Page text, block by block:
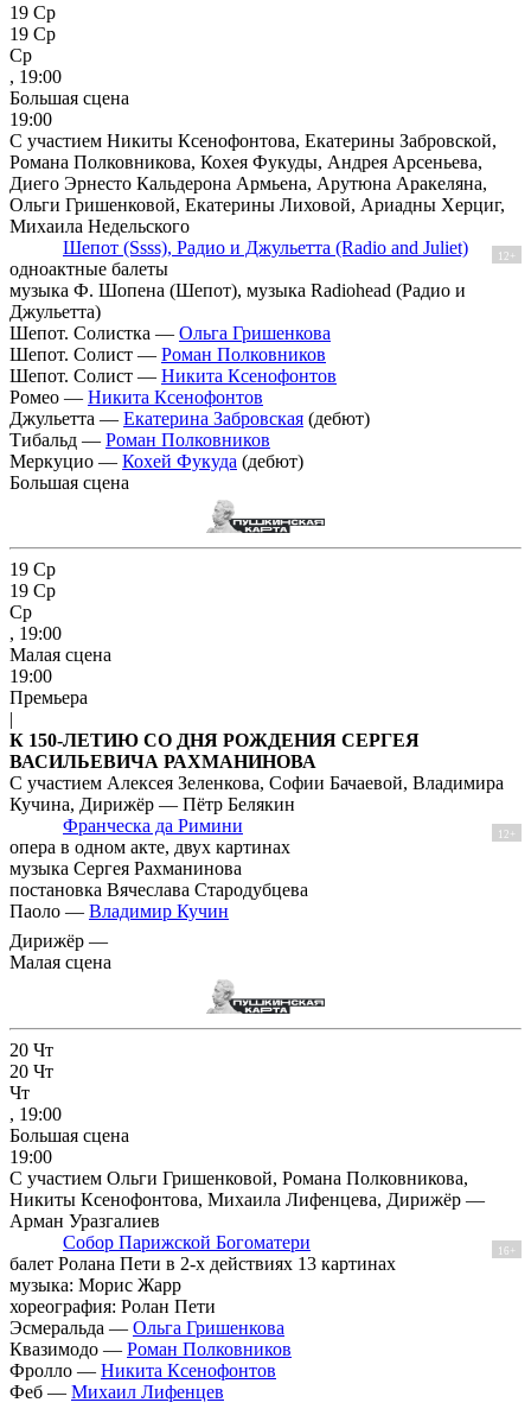
19 Ср
19 Ср
Ср
, 19:00
Большая сцена
19:00
С участием Никиты Ксенофонтова, Екатерины Забровской,
Романа Полковникова, Кохея Фукуды, Андрея Арсеньева,
Диего Эрнесто Кальдерона Армьена, Арутюна Аракеляна,
Ольги Гришенковой, Екатерины Лиховой, Ариадны Херциг,
Михаила Недельского
Шепот (Ssss), Радио и Джульетта (Radio and Juliet)
12+
одноактные балеты
музыка Ф. Шопена (Шепот), музыка Radiohead (Радио и
Джульетта)
Шепот. Солистка — Ольга Гришенкова
Шепот. Солист — Роман Полковников
Шепот. Солист — Никита Ксенофонтов
Ромео — Никита Ксенофонтов
Джульетта — Екатерина Забровская (дебют)
Тибальд — Роман Полковников
Меркуцио — Кохей Фукуда (дебют)
Большая сцена
19 Ср
19 Ср
Ср
, 19:00
Малая сцена
19:00
Премьера
|
К 150-ЛЕТИЮ СО ДНЯ РОЖДЕНИЯ СЕРГЕЯ
ВАСИЛЬЕВИЧА РАХМАНИНОВА
С участием Алексея Зеленкова, Софии Бачаевой, Владимира
Кучина, Дирижёр — Пётр Белякин
Франческа да Римини
12+
опера в одном акте, двух картинах
музыка Сергея Рахманинова
постановка Вячеслава Стародубцева
Паоло — Владимир Кучин
Дирижёр —
Малая сцена
20 Чт
20 Чт
Чт
, 19:00
Большая сцена
19:00
С участием Ольги Гришенковой, Романа Полковникова,
Никиты Ксенофонтова, Михаила Лифенцева, Дирижёр —
Арман Уразгалиев
Собор Парижской Богоматери
16+
балет Ролана Пети в 2-х действиях 13 картинах
музыка: Морис Жарр
хореография: Ролан Пети
Эсмеральда — Ольга Гришенкова
Квазимодо — Роман Полковников
Фролло — Никита Ксенофонтов
Феб — Михаил Лифенцев